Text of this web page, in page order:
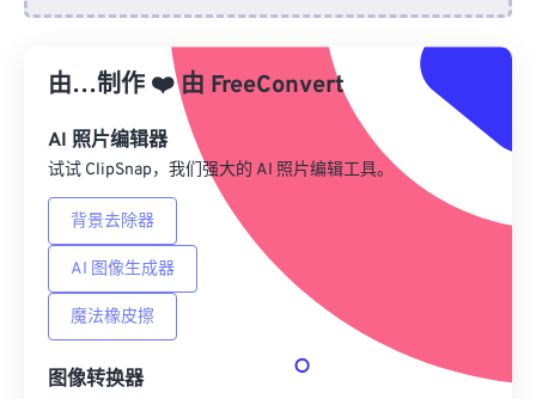
来自 Google Drive
从 OneDrive
来自网址
由…制作 ❤️由 FreeConvert
AI 照片编辑器
试试 ClipSnap，我们强大的 AI 照片编辑工具。
背景去除器
AI 图像生成器
魔法橡皮擦
图像转换器